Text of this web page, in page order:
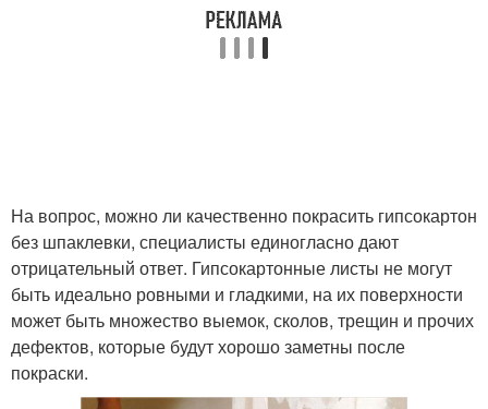
На вопрос, можно ли качественно покрасить гипсокартон
без шпаклевки, специалисты единогласно дают
отрицательный ответ. Гипсокартонные листы не могут
быть идеально ровными и гладкими, на их поверхности
может быть множество выемок, сколов, трещин и прочих
дефектов, которые будут хорошо заметны после
покраски.